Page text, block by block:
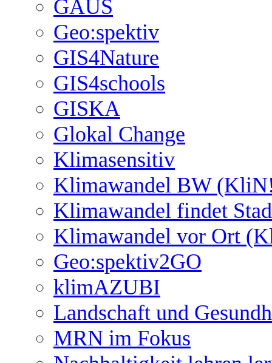
GAUS
Geo:spektiv
GIS4Nature
GIS4schools
GISKA
Glokal Change
Klimasensitiv
Klimawandel BW
Klimawandel findet
Klimawandel vor Ort
Geo:spektiv2GO
klimAZUBI
Landschaft und
MRN im Fokus